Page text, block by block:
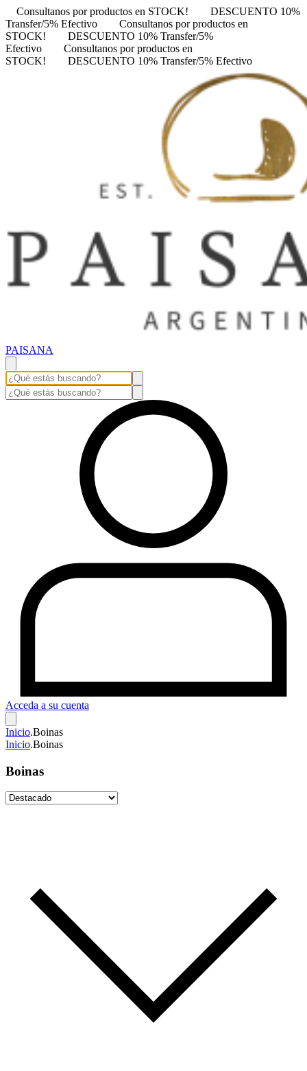
Consultanos por productos en STOCK!
DESCUENTO 10%
Transfer/5% Efectivo
Consultanos por productos en
STOCK!
DESCUENTO 10% Transfer/5%
Efectivo
Consultanos por productos en
STOCK!
DESCUENTO 10% Transfer/5% Efectivo
PAISANA
Acceda a su cuenta
Inicio.Boinas
Inicio.Boinas
Boinas